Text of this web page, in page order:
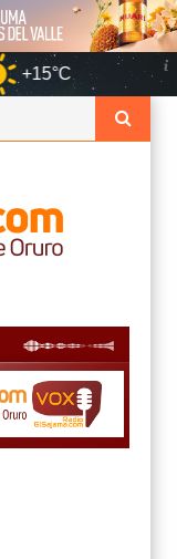
Oruro